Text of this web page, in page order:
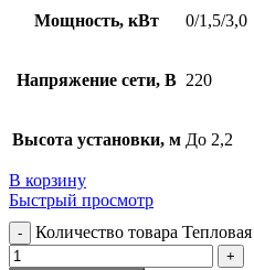
Мощность, кВт 0/1,5/3,0
Напряжение сети, В 220
Высота установки, м До 2,2
В корзину
Быстрый просмотр
Количество товара